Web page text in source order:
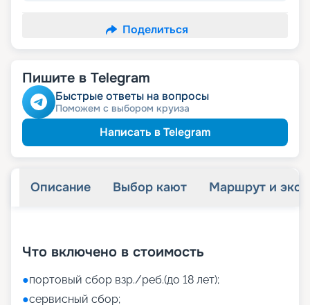
Поделиться
Пишите в Telegram
Быстрые ответы на вопросы
Поможем с выбором круиза
Написать в Telegram
Описание Выбор кают Маршрут и
Что включено в стоимость
●портовый сбор взр./реб.(до 18 лет);
●сервисный сбор;